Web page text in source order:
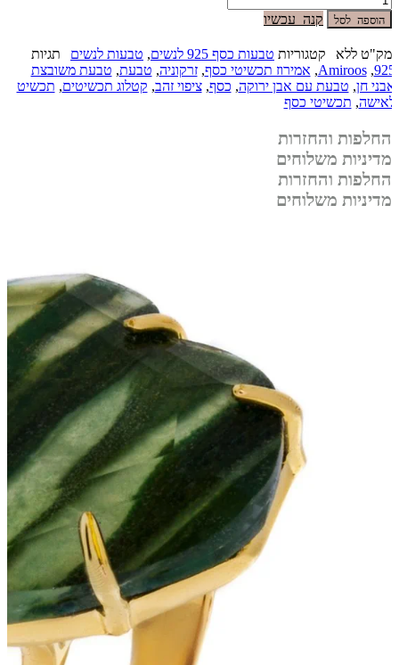
הוספה לסל קנה עכשיו
מק"ט ללא קטגוריות טבעות כסף 925 לנשים , טבעות לנשים
תגיות
925
,
Amiroos
, אמירוז תכשיטי כסף,זרקוניה, טבעת, טבעת משובצת
אבני חן, טבעת עם אבן ירוקה, כסף,ציפוי זהב, קטלוג תכשיטים, תכשיט
לאישה, תכשיטי כסף
החלפות והחזרות
מדיניות משלוחים
החלפות והחזרות
מדיניות משלוחים